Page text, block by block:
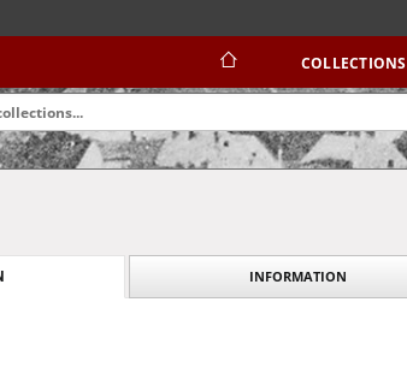
COLLECTIONS
INFORMATION